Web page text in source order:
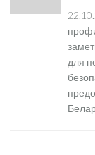
для